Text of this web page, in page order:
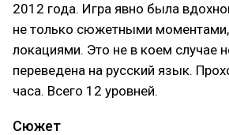
2012 года. Игра явно была
не только сюжетными
локациями. Это не в коем случае
переведена на русский язык.
часа. Всего 12 уровней.
Сюжет